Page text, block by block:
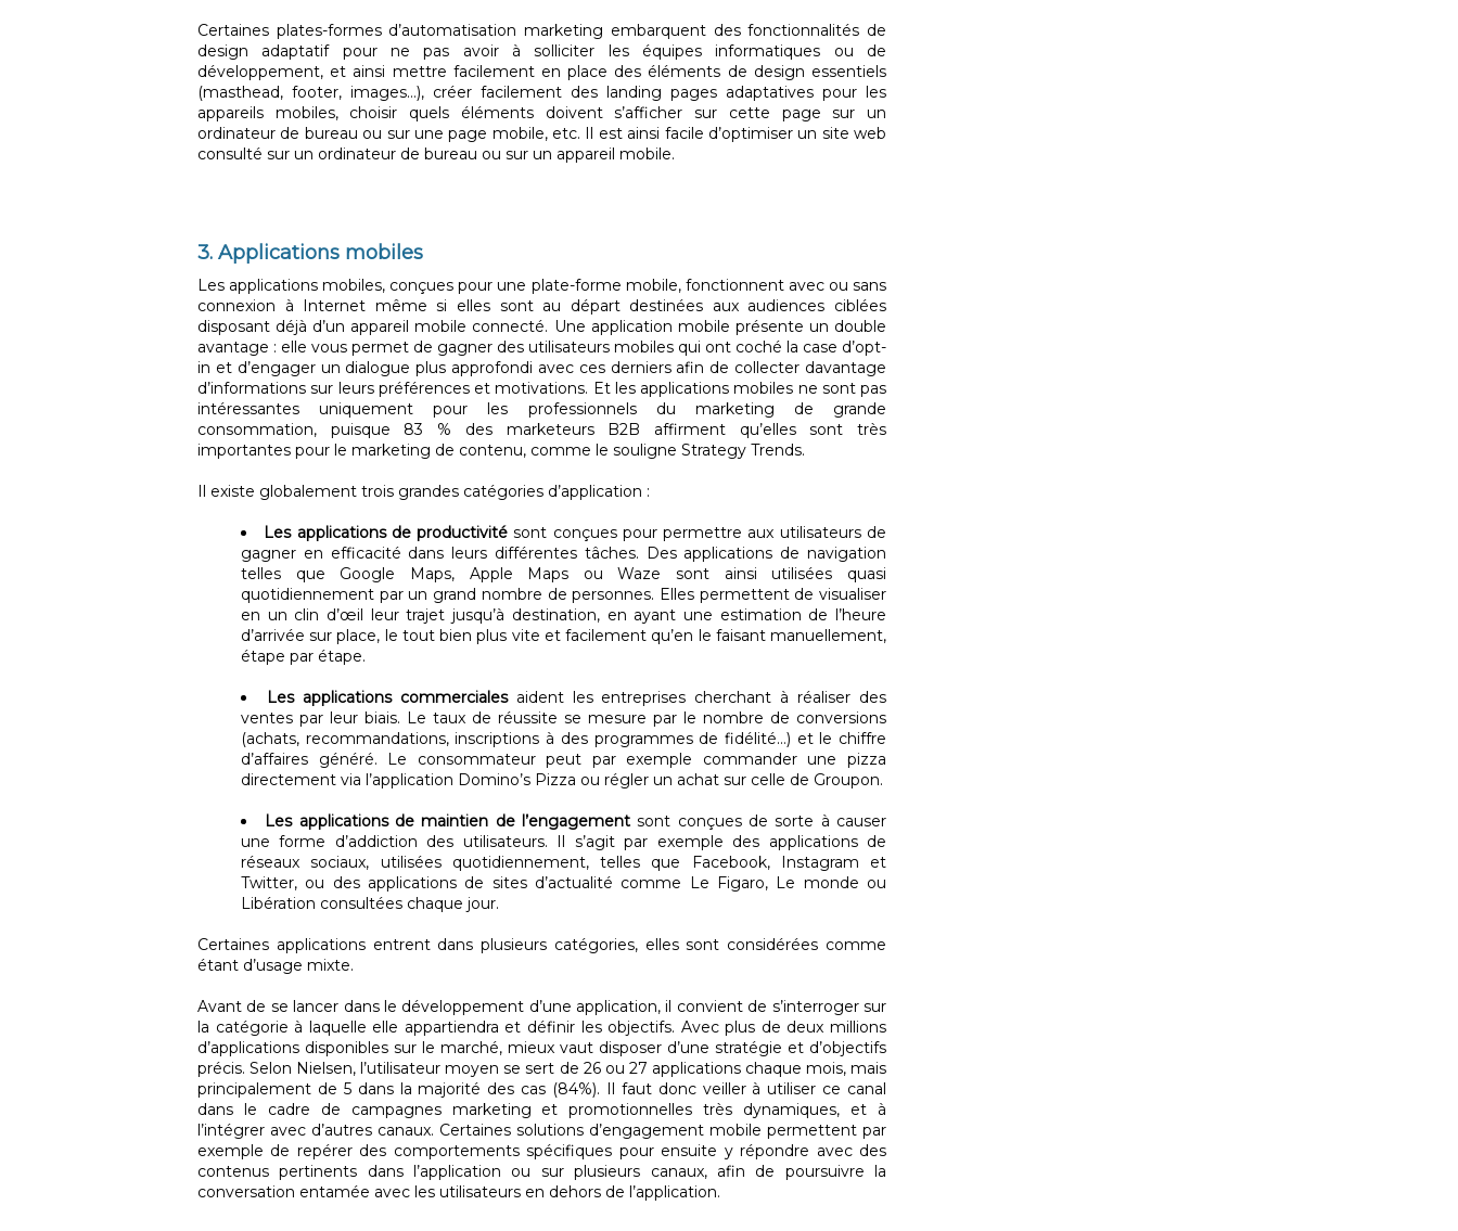
Certaines plates-formes d’automatisation marketing embarquent des fonctionnalités de
design adaptatif pour ne pas avoir à solliciter les équipes informatiques ou de
développement, et ainsi mettre facilement en place des éléments de design essentiels
(masthead, footer, images…), créer facilement des landing pages adaptatives pour les
appareils mobiles, choisir quels éléments doivent s’afficher sur cette page sur un
ordinateur de bureau ou sur une page mobile, etc. Il est ainsi facile d’optimiser un site web
consulté sur un ordinateur de bureau ou sur un appareil mobile.
3. Applications mobiles
Les applications mobiles, conçues pour une plate-forme mobile, fonctionnent avec ou sans
connexion à Internet même si elles sont au départ destinées aux audiences ciblées
disposant déjà d’un appareil mobile connecté. Une application mobile présente un double
avantage : elle vous permet de gagner des utilisateurs mobiles qui ont coché la case d’opt-
in et d’engager un dialogue plus approfondi avec ces derniers afin de collecter davantage
d’informations sur leurs préférences et motivations. Et les applications mobiles ne sont pas
intéressantes uniquement pour les professionnels du marketing de grande
consommation, puisque 83 % des marketeurs B2B affirment qu’elles sont très
importantes pour le marketing de contenu, comme le souligne Strategy Trends.
Il existe globalement trois grandes catégories d’application :
Les applications de productivitésont conçues pour permettre aux utilisateurs de
gagner en efficacité dans leurs différentes tâches. Des applications de navigation
telles que Google Maps, Apple Maps ou Waze sont ainsi utilisées quasi
quotidiennement par un grand nombre de personnes. Elles permettent de visualiser
en un clin d’œil leur trajet jusqu’à destination, en ayant une estimation de l’heure
d’arrivée sur place, le tout bien plus vite et facilement qu’en le faisant manuellement,
étape par étape.
Les applications commerciales aident les entreprises cherchant à réaliser des
ventes par leur biais. Le taux de réussite se mesure par le nombre de conversions
(achats, recommandations, inscriptions à des programmes de fidélité…) et le chiffre
d’affaires généré. Le consommateur peut par exemple commander une pizza
directement via l’application Domino’s Pizza ou régler un achat sur celle de Groupon.
Les applications de maintien de l’engagementsont conçues de sorte à causer
une forme d’addiction des utilisateurs. Il s’agit par exemple des applications de
réseaux sociaux, utilisées quotidiennement, telles que Facebook, Instagram et
Twitter, ou des applications de sites d’actualité comme Le Figaro, Le monde ou
Libération consultées chaque jour.
Certaines applications entrent dans plusieurs catégories, elles sont considérées comme
étant d’usage mixte.
Avant de se lancer dans le développement d’une application, il convient de s’interroger sur
la catégorie à laquelle elle appartiendra et définir les objectifs. Avec plus de deux millions
d’applications disponibles sur le marché, mieux vaut disposer d’une stratégie et d’objectifs
précis. Selon Nielsen, l’utilisateur moyen se sert de 26 ou 27 applications chaque mois, mais
principalement de 5 dans la majorité des cas (84%). Il faut donc veiller à utiliser ce canal
dans le cadre de campagnes marketing et promotionnelles très dynamiques, et à
l’intégrer avec d’autres canaux. Certaines solutions d’engagement mobile permettent par
exemple de repérer des comportements spécifiques pour ensuite y répondre avec des
contenus pertinents dans l’application ou sur plusieurs canaux, afin de poursuivre la
conversation entamée avec les utilisateurs en dehors de l’application.